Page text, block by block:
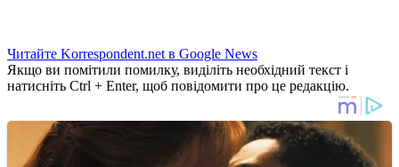
Читайте Korrespondent.net в Google News
Якщо ви помітили помилку, виділіть необхідний текст і
натисніть Ctrl + Enter, щоб повідомити про це редакцію.